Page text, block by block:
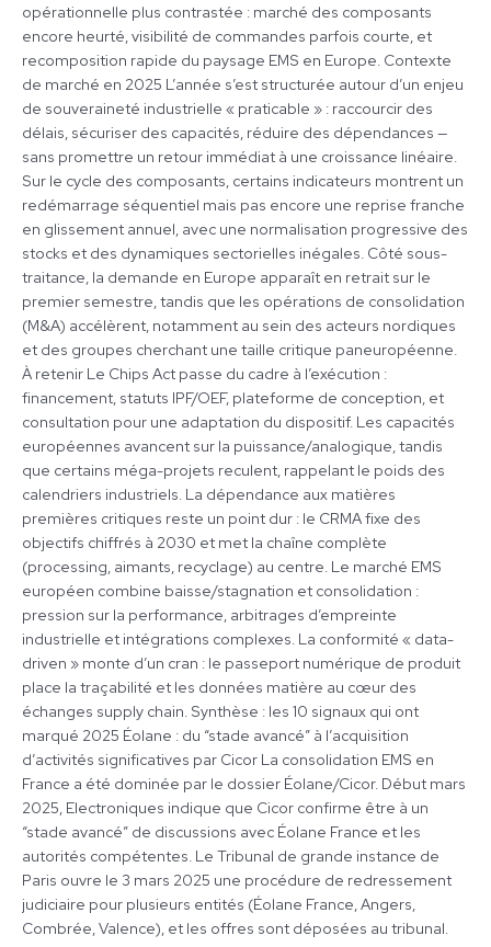
opérationnelle plus contrastée : marché des composants
encore heurté, visibilité de commandes parfois courte, et
recomposition rapide du paysage EMS en Europe. Contexte
de marché en 2025 L’année s’est structurée autour d’un enjeu
de souveraineté industrielle « praticable » : raccourcir des
délais, sécuriser des capacités, réduire des dépendances —
sans promettre un retour immédiat à une croissance linéaire.
Sur le cycle des composants, certains indicateurs montrent un
redémarrage séquentiel mais pas encore une reprise franche
en glissement annuel, avec une normalisation progressive des
stocks et des dynamiques sectorielles inégales. Côté sous-
traitance, la demande en Europe apparaît en retrait sur le
premier semestre, tandis que les opérations de consolidation
(M&A) accélèrent, notamment au sein des acteurs nordiques
et des groupes cherchant une taille critique paneuropéenne.
À retenir Le Chips Act passe du cadre à l’exécution :
financement, statuts IPF/OEF, plateforme de conception, et
consultation pour une adaptation du dispositif. Les capacités
européennes avancent sur la puissance/analogique, tandis
que certains méga-projets reculent, rappelant le poids des
calendriers industriels. La dépendance aux matières
premières critiques reste un point dur : le CRMA fixe des
objectifs chiffrés à 2030 et met la chaîne complète
(processing, aimants, recyclage) au centre. Le marché EMS
européen combine baisse/stagnation et consolidation :
pression sur la performance, arbitrages d’empreinte
industrielle et intégrations complexes. La conformité « data-
driven » monte d’un cran : le passeport numérique de produit
place la traçabilité et les données matière au cœur des
échanges supply chain. Synthèse : les 10 signaux qui ont
marqué 2025 Éolane : du “stade avancé” à l’acquisition
d’activités significatives par Cicor La consolidation EMS en
France a été dominée par le dossier Éolane/Cicor. Début mars
2025, Electroniques indique que Cicor confirme être à un
“stade avancé” de discussions avec Éolane France et les
autorités compétentes. Le Tribunal de grande instance de
Paris ouvre le 3 mars 2025 une procédure de redressement
judiciaire pour plusieurs entités (Éolane France, Angers,
Combrée, Valence), et les offres sont déposées au tribunal.